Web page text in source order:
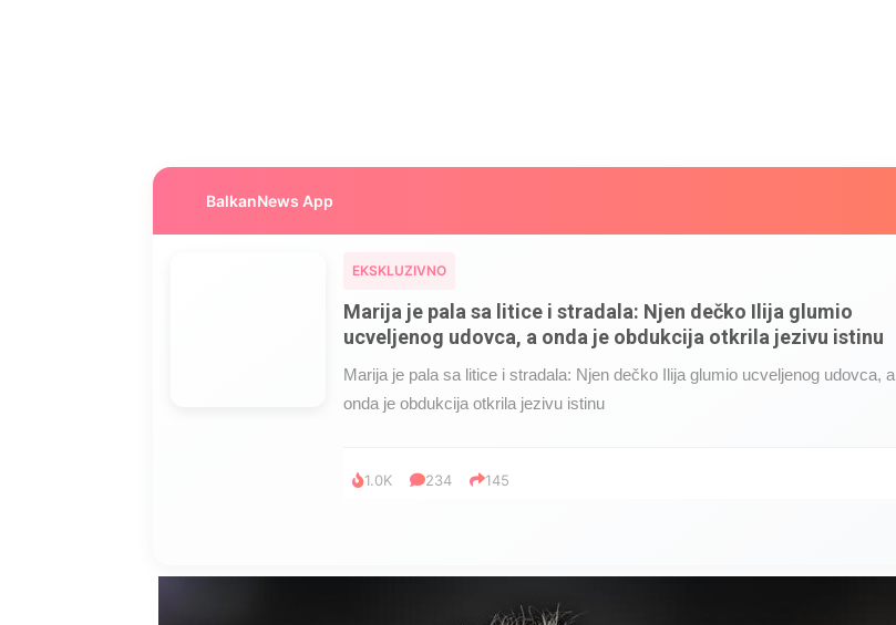
BalkanNews App
EKSKLUZIVNO
Marija je pala sa litice i stradala: Njen dečko Ilija glumio
ucveljenog udovca, a onda je obdukcija otkrila jezivu istinu
Marija je pala sa litice i stradala: Njen dečko Ilija glumio ucveljenog udovca, a
onda je obdukcija otkrila jezivu istinu
1.0K 234 145